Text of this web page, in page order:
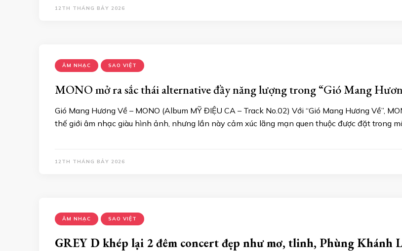
12TH THÁNG BẢY 2026
ÂM NHẠC SAO VIỆT
MONO mở ra sắc thái alternative đầy năng lượng trong “Gió Mang
Gió Mang Hương Về – MONO (Album MỸ ĐIỆU CA – Track No.02) Với “Gió Mang Hương Về”,
thế giới âm nhạc giàu hình ảnh, nhưng lần này cảm xúc lãng mạn quen thuộc được đặt trong
12TH THÁNG BẢY 2026
ÂM NHẠC SAO VIỆT
GREY D khép lại 2 đêm concert đẹp như mơ, tlinh, Phùng Khánh